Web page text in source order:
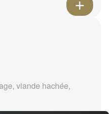
viande hachée,